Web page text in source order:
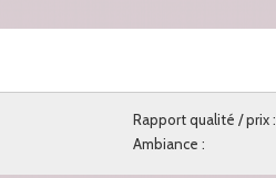
Rapport qualité / prix :
Ambiance :